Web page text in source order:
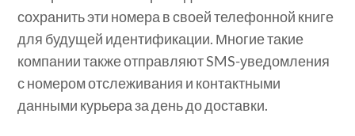
сохранить эти номера в своей телефонной книге
для будущей идентификации. Многие такие
компании также отправляют SMS-уведомления
с номером отслеживания и контактными
данными курьера за день до доставки.